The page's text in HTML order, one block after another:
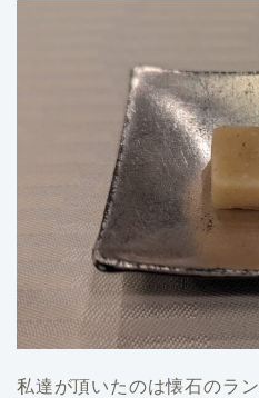
私達が頂いたのは懐石のラ